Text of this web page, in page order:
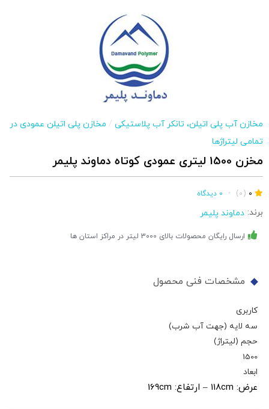
مخازن آب پلی اتیلن، تانکر آب پلاستیکی / مخازن پلی اتیلن عمودی در
تمامی لیتراژها
مخزن 1500 لیتری عمودی کوتاه دماوند پلیمر
0
(0)
• 0 دیدگاه
برند: دماوند پلیمر
ارسال رایگان محصولات بالای 3000 لیتر در مراکز استان ها
مشخصات فنی محصول
کاربری
سه لایه (جهت آب شرب)
حجم (لیتراژ)
1500
ابعاد
عرض: 118cm – ارتفاع: 169cm